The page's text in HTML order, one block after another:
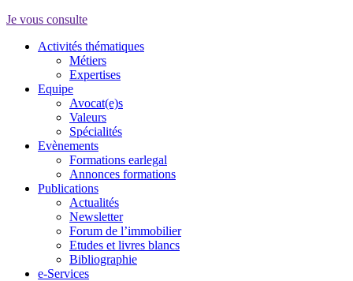
Je vous consulte
Activités thématiques
Métiers
Expertises
Equipe
Avocat(e)s
Valeurs
Spécialités
Evènements
Formations earlegal
Annonces formations
Publications
Actualités
Newsletter
Forum de l’immobilier
Etudes et livres blancs
Bibliographie
e-Services